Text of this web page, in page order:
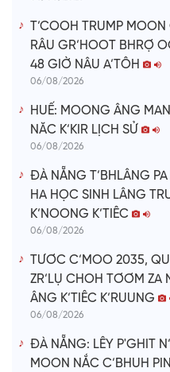
T’COOH TRUMP
RÂU GR’HOOT BHRỢ
48 GIỜ NÂU A’TÔH
06/08/2026
HUẾ: MOONG ÂNG
NĂC K’KIR LỊCH SỬ
06/08/2026
ĐÀ NẴNG T’BHLÂNG
HA HỌC SINH LÂNG
K’NOONG K’TIÊC
06/08/2026
TƯƠC C’MOO 2035,
ZR’LỤ CHOH TƠƠM ZA
ÂNG K’TIÊC K’RUUNG
06/08/2026
ĐÀ NẴNG: LÊY P'GHIT
MOON NẮC C’BHUH